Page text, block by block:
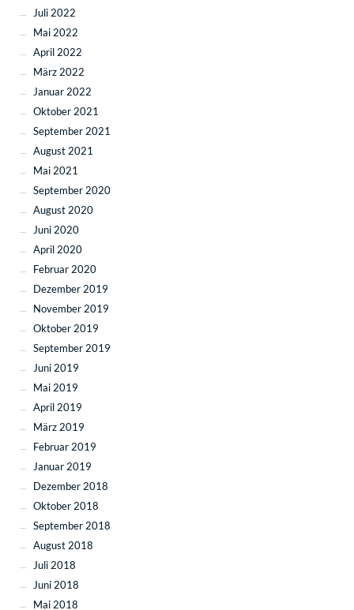
Juli 2022
Mai 2022
April 2022
März 2022
Januar 2022
Oktober 2021
September 2021
August 2021
Mai 2021
September 2020
August 2020
Juni 2020
April 2020
Februar 2020
Dezember 2019
November 2019
Oktober 2019
September 2019
Juni 2019
Mai 2019
April 2019
März 2019
Februar 2019
Januar 2019
Dezember 2018
Oktober 2018
September 2018
August 2018
Juli 2018
Juni 2018
Mai 2018